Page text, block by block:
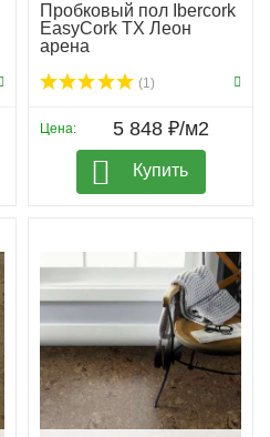
Пробковый пол Ibercork
EasyCork TX Леон
арена
(1)
Цена: 5 848 ₽/м2
Купить